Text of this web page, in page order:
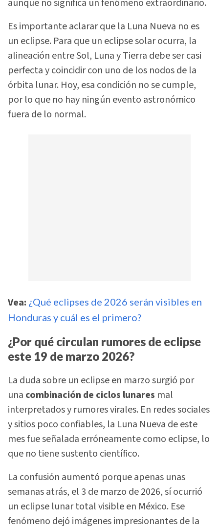
aunque no significa un fenómeno extraordinario.
Es importante aclarar que la Luna Nueva no es
un eclipse. Para que un eclipse solar ocurra, la
alineación entre Sol, Luna y Tierra debe ser casi
perfecta y coincidir con uno de los nodos de la
órbita lunar. Hoy, esa condición no se cumple,
por lo que no hay ningún evento astronómico
fuera de lo normal.
Vea: ¿Qué eclipses de 2026 serán visibles en
Honduras y cuál es el primero?
¿Por qué circulan rumores de eclipse
este 19 de marzo 2026?
La duda sobre un eclipse en marzo surgió por
una combinación de ciclos lunares mal
interpretados y rumores virales. En redes sociales
y sitios poco confiables, la Luna Nueva de este
mes fue señalada erróneamente como eclipse, lo
que no tiene sustento científico.
La confusión aumentó porque apenas unas
semanas atrás, el 3 de marzo de 2026, sí ocurrió
un eclipse lunar total visible en México. Ese
fenómeno dejó imágenes impresionantes de la